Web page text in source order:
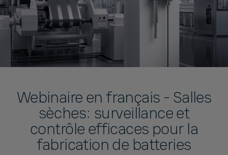
Webinaire en français - Salles
sèches: surveillance et
contrôle efficaces pour la
fabrication de batteries